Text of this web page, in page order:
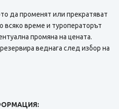
да променят или прекратяват
всяко време и туроператорът
промяна на цената.
веднага след избор на